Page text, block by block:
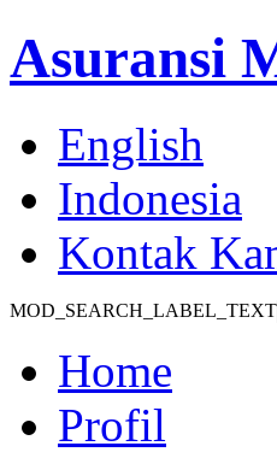
Asuransi
English
Indonesia
Kontak
MOD_SEARCH_LABEL_TEXT
Home
Profil